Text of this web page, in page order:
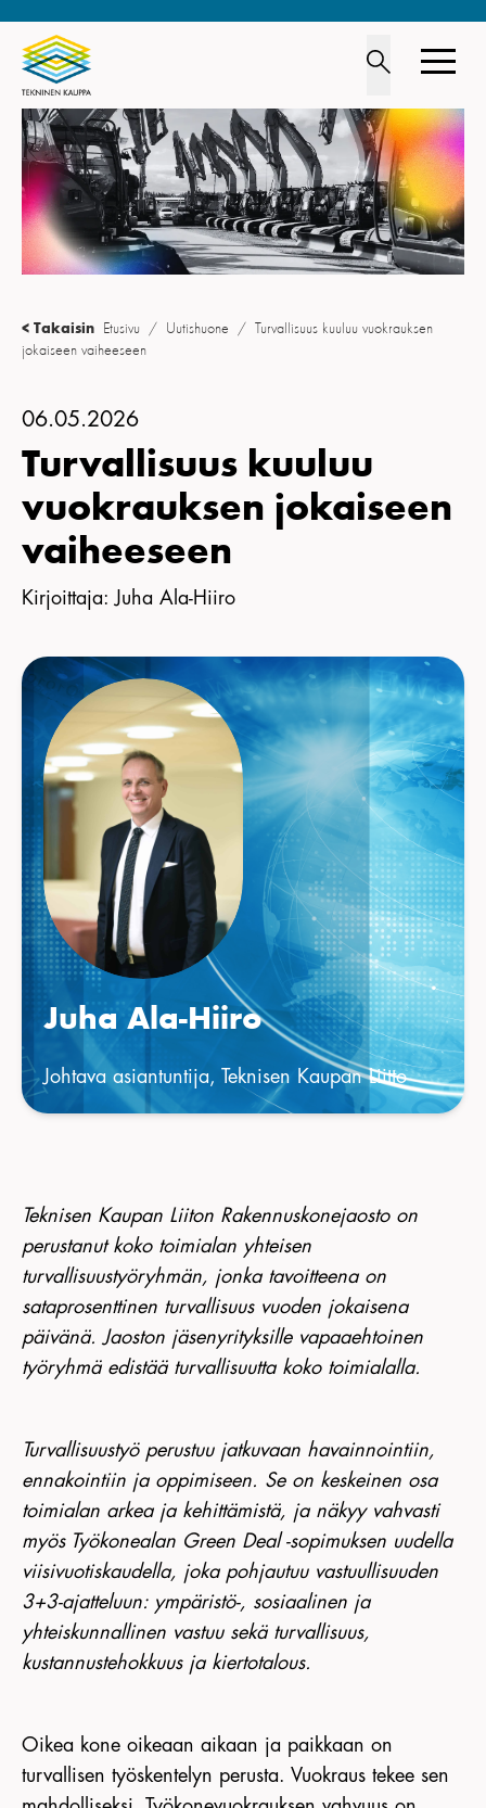
TOIMIALA
JÄSENYYS
LIITTO
OPISKELIJOILLE
IN ENGLISH
KIRJAUDU JÄSENSIVULLE
< Takaisin Etusivu / Uutishuone /
Turvallisuus kuuluu vuokrauksen
jokaiseen vaiheeseen
06.05.2026
Turvallisuus kuuluu
vuokrauksen jokaiseen
vaiheeseen
Kirjoittaja: Juha Ala-Hiiro
Juha Ala-Hiiro
Johtava asiantuntija, Teknisen Kaupan Liitto
Teknisen Kaupan Liiton Rakennuskonejaosto on
perustanut koko toimialan yhteisen
turvallisuustyöryhmän, jonka tavoitteena on
sataprosenttinen turvallisuus vuoden jokaisena
päivänä. Jaoston jäsenyrityksille vapaaehtoinen
työryhmä edistää turvallisuutta koko toimialalla.
Turvallisuustyö perustuu jatkuvaan havainnointiin,
ennakointiin ja oppimiseen. Se on keskeinen osa
toimialan arkea ja kehittämistä, ja näkyy vahvasti
myös Työkonealan Green Deal -sopimuksen uudella
viisivuotiskaudella, joka pohjautuu vastuullisuuden
3+3-ajatteluun: ympäristö-, sosiaalinen ja
yhteiskunnallinen vastuu sekä turvallisuus,
kustannustehokkuus ja kiertotalous.
Oikea kone oikeaan aikaan ja paikkaan on
turvallisen työskentelyn perusta. Vuokraus tekee sen